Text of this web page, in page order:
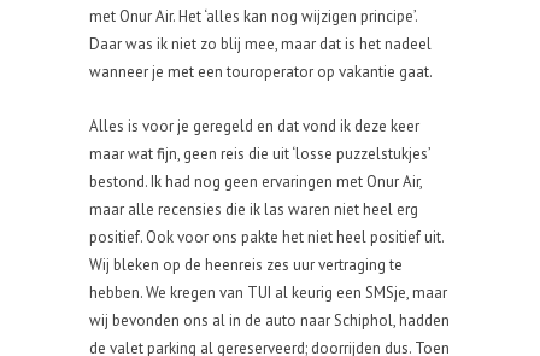
met Onur Air. Het ‘alles kan nog wijzigen principe’.
Daar was ik niet zo blij mee, maar dat is het nadeel
wanneer je met een touroperator op vakantie gaat.
Alles is voor je geregeld en dat vond ik deze keer
maar wat fijn, geen reis die uit ‘losse puzzelstukjes’
bestond. Ik had nog geen ervaringen met Onur Air,
maar alle recensies die ik las waren niet heel erg
positief. Ook voor ons pakte het niet heel positief uit.
Wij bleken op de heenreis zes uur vertraging te
hebben. We kregen van TUI al keurig een SMSje, maar
wij bevonden ons al in de auto naar Schiphol, hadden
de valet parking al gereserveerd; doorrijden dus. Toen